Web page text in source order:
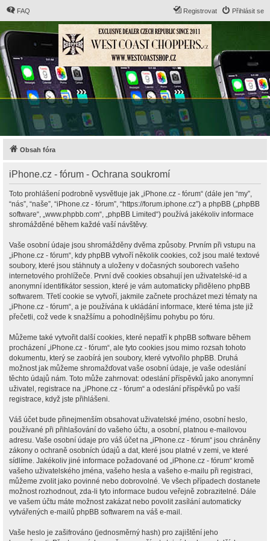
FAQ Přihlásit se
Registrovat
Obsah fóra
iPhone.cz - fórum - Ochrana soukromí
Toto prohlášení podrobně vysvětluje jak „iPhone.cz - fórum“ (dále jen “my”,
“nás”, “naše”, “iPhone.cz - fórum”, “https://forum.iphone.cz”) a phpBB („phpBB
software“, „www.phpbb.com“, „phpBB Limited“) používá jakékoliv informace
shromážděné během každé vaší návštěvy.
Vaše osobní údaje jsou shromážděny dvěma způsoby. Prvním při vstupu na
„iPhone.cz - fórum“, kdy phpBB vytvoří několik cookies, což jsou malé textové
soubory, které jsou stáhnuty a uloženy v dočasných souborech vašeho
internetového prohlížeče. První dvě cookies obsahují jen uživatelské-id a
anonymní identifikátor session, které je vám automaticky přiděleno phpBB
softwarem. Třetí cookie se vytvoří, jakmile začnete procházet mezi tématy na
„iPhone.cz - fórum“, a je používána k ukládání informace, které téma jste již
přečetli, což vede k snažšímu a pohodlnějšímu pohybu po fóru.
Můžeme také vytvořit další cookies, které nepatří k phpBB software během
procházení „iPhone.cz - fórum“, ale tyto cookies jsou mimo rozsah tohoto
dokumentu, který se zaobírá jen soubory, které vytvořilo phpBB. Druhá
možnost jak můžeme shromažďovat vaše osobní údaje, je vaše odeslání
těchto údajů nám. Toto může zahrnovat: odeslání příspěvků jako anonymní
uživatel, registrace na „iPhone.cz - fórum“ a odeslání příspěvků po vaší
registrace, když jste přihlášeni.
Váš účet bude přinejmenším obsahovat uživatelské jméno, osobní heslo,
používané při přihlašování do vašeho účtu, a osobní, platnou e-mailovou
adresu. Vaše osobní údaje pro váš účet na „iPhone.cz - fórum“ jsou chráněny
zákony o ochraně osobních údajů a dat, které jsou platné v zemi, ve které
sídlíme. Jakékoliv jiné informace požadované od „iPhone.cz - fórum“ kromě
vašeho uživatelského jména, vašeho hesla a vašeho e-mailu při registraci,
můžeme zvolit jako povinné nebo dobrovolné. Ve všech případech dostanete
možnost rozhodnout, zda-li tyto informace budou veřejně zobrazitelné. Dále
ve vašem účtu máte možnost zakázat nebo povolit zasílání automaticky
vytvářených e-mailů phpBB softwarem na váš e-mail.
Vaše heslo je zašifrováno (jednosměrný hash) pro zajištění jeho